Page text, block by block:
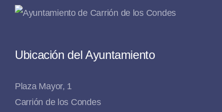
Ubicación del Ayuntamiento
Plaza Mayor, 1
Carrión de los Condes